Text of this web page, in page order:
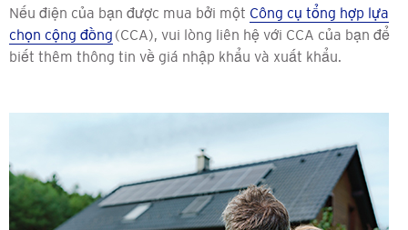
Nếu điện của bạn được mua bởi một Công cụ tổng hợp lựa
chọn cộng đồng (CCA), vui lòng liên hệ với CCA của bạn để
biết thêm thông tin về giá nhập khẩu và xuất khẩu.